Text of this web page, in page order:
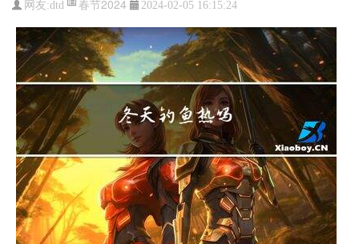
网友:dtd 春节2024 2024-02-05 16:15:24